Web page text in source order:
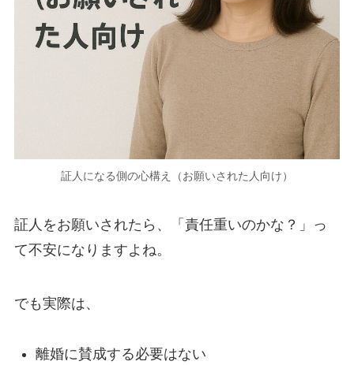
証人になる側の心構え（お願いされた人向け）
証人をお願いされたら、「責任重いのかな？」っ
て不安になりますよね。
でも実際は、
離婚に賛成する必要はない